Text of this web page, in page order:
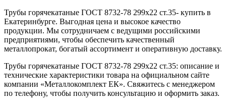
Трубы горячекатаные ГОСТ 8732-78 299x22 ст.35- купить в
Екатеринбурге. Выгодная цена и высокое качество
продукции. Мы сотрудничаем с ведущими российскими
предприятиями, чтобы обеспечить качественный
металлопрокат, богатый ассортимент и оперативную доставку.
Трубы горячекатаные ГОСТ 8732-78 299x22 ст.35: описание и
технические характеристики товара на официальном сайте
компании «Металлокомплект ЕК». Свяжитесь с менеджером
по телефону, чтобы получить консультацию и оформить заказ.